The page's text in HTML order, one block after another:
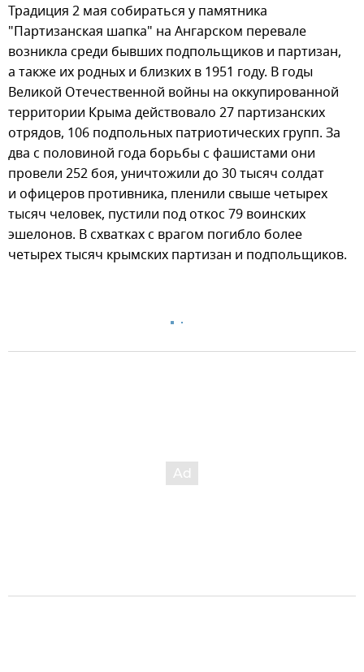
Традиция 2 мая собираться у памятника
"Партизанская шапка" на Ангарском перевале
возникла среди бывших подпольщиков и партизан,
а также их родных и близких в 1951 году. В годы
Великой Отечественной войны на оккупированной
территории Крыма действовало 27 партизанских
отрядов, 106 подпольных патриотических групп. За
два с половиной года борьбы с фашистами они
провели 252 боя, уничтожили до 30 тысяч солдат
и офицеров противника, пленили свыше четырех
тысяч человек, пустили под откос 79 воинских
эшелонов. В схватках с врагом погибло более
четырех тысяч крымских партизан и подпольщиков.